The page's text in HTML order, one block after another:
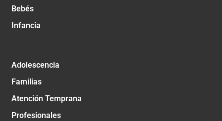
Bebés
Infancia
Adolescencia
Familias
Atención Temprana
Profesionales